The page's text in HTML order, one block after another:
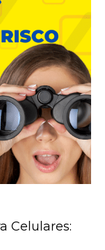
Celulares: